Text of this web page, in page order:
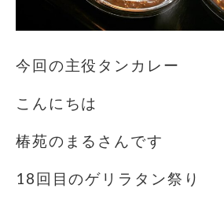
今回の主役タンカレー
こんにちは️
椿苑のまるさんです
18回目のゲリラタン祭り